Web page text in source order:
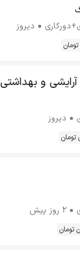
دیروز
و بهداشتی
دیروز
2 روز پیش